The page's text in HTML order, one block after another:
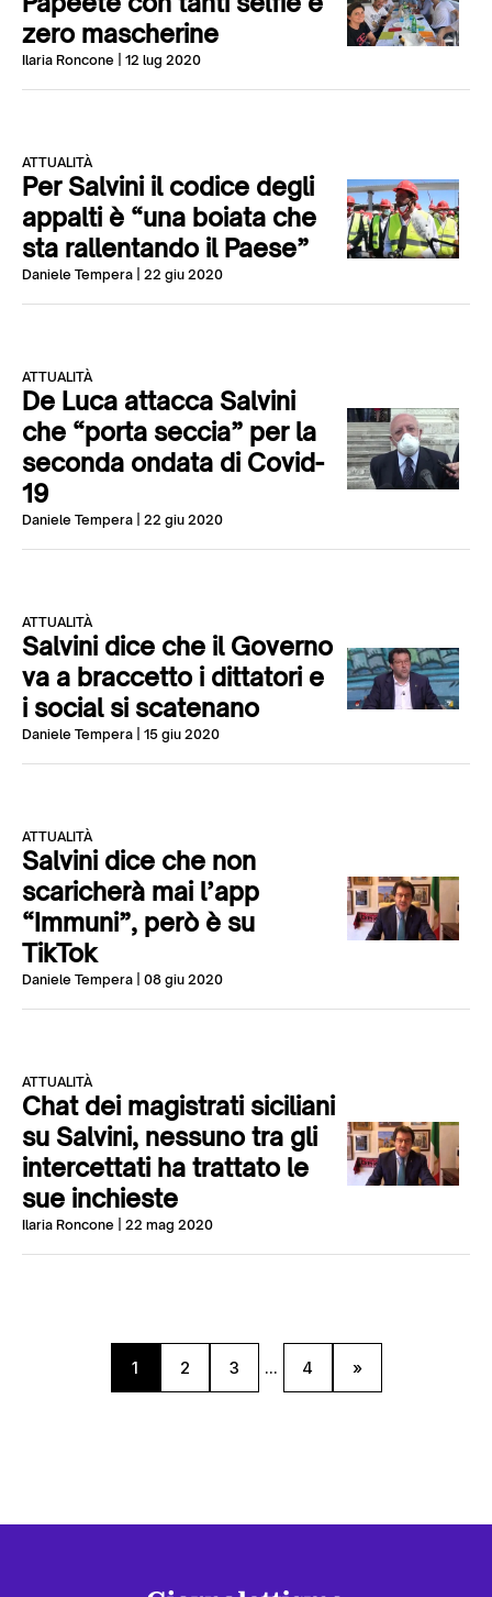
zero mascherine
Ilaria Roncone | 12 lug 2020
ATTUALITÀ
Per Salvini il codice degli
appalti è “una boiata che
sta rallentando il Paese”
Daniele Tempera | 22 giu 2020
ATTUALITÀ
De Luca attacca Salvini
che “porta seccia” per la
seconda ondata di Covid-
19
Daniele Tempera | 22 giu 2020
ATTUALITÀ
Salvini dice che il Governo
va a braccetto i dittatori e
i social si scatenano
Daniele Tempera | 15 giu 2020
ATTUALITÀ
Salvini dice che non
scaricherà mai l’app
“Immuni”, però è su
TikTok
Daniele Tempera | 08 giu 2020
ATTUALITÀ
Chat dei magistrati siciliani
su Salvini, nessuno tra gli
intercettati ha trattato le
sue inchieste
Ilaria Roncone | 22 mag 2020
1 2 3 ... 4 »